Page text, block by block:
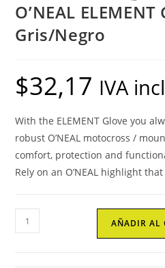
O’NEAL
Gris/Negro
$32,17 IVA
With the ELEMENT Glove you
robust O’NEAL motocross /
comfort, protection and
Rely on an O’NEAL highlight
O'NEAL
ELEMENT
AÑADIR AL